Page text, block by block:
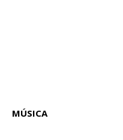
MÚSICA